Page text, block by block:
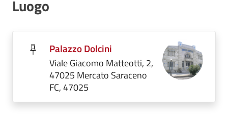
Luogo
Palazzo Dolcini
Viale Giacomo Matteotti, 2,
47025 Mercato Saraceno
FC, 47025